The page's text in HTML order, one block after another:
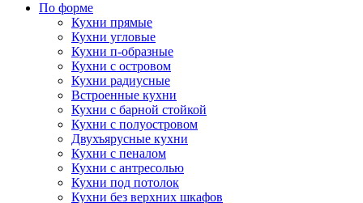
По форме
Кухни прямые
Кухни угловые
Кухни п-образные
Кухни с островом
Кухни радиусные
Встроенные кухни
Кухни с барной стойкой
Кухни с полуостровом
Двухъярусные кухни
Кухни с пеналом
Кухни с антресолью
Кухни под потолок
Кухни без верхних шкафов